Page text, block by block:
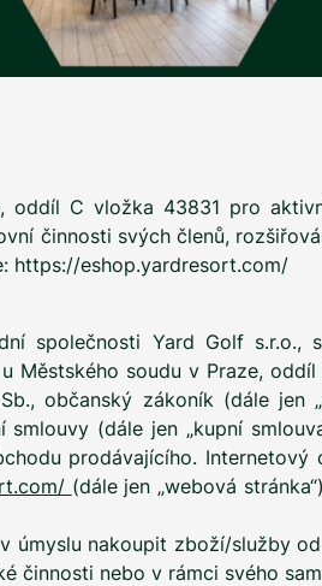
oddíl C vložka 43831 pro
činnosti svých členů,
https://eshop.yardresort.com/
společnosti Yard Golf
soudu v Praze,
občanský zákoník (dále jen
(dále jen „kupní
prodávajícího.
(dále jen „webová
úmyslu nakoupit zboží/služby
činnosti nebo v rámci svého